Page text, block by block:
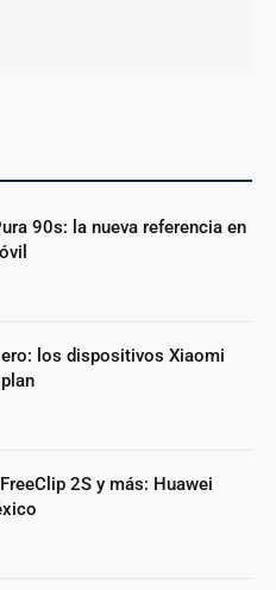
90s: la nueva referencia en
los dispositivos Xiaomi
2S y más: Huawei